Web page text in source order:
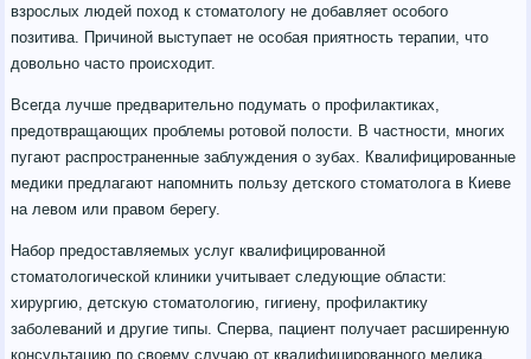
взрослых людей поход к стоматологу не добавляет особого
позитива. Причиной выступает не особая приятность терапии, что
довольно часто происходит.
Всегда лучше предварительно подумать о профилактиках,
предотвращающих проблемы ротовой полости. В частности, многих
пугают распространенные заблуждения о зубах. Квалифицированные
медики предлагают напомнить пользу детского стоматолога в Киеве
на левом или правом берегу.
Набор предоставляемых услуг квалифицированной
стоматологической клиники учитывает следующие области:
хирургию, детскую стоматологию, гигиену, профилактику
заболеваний и другие типы. Сперва, пациент получает расширенную
консультацию по своему случаю от квалифицированного медика.